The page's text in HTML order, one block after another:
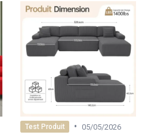
Test Produit • 05/05/2026